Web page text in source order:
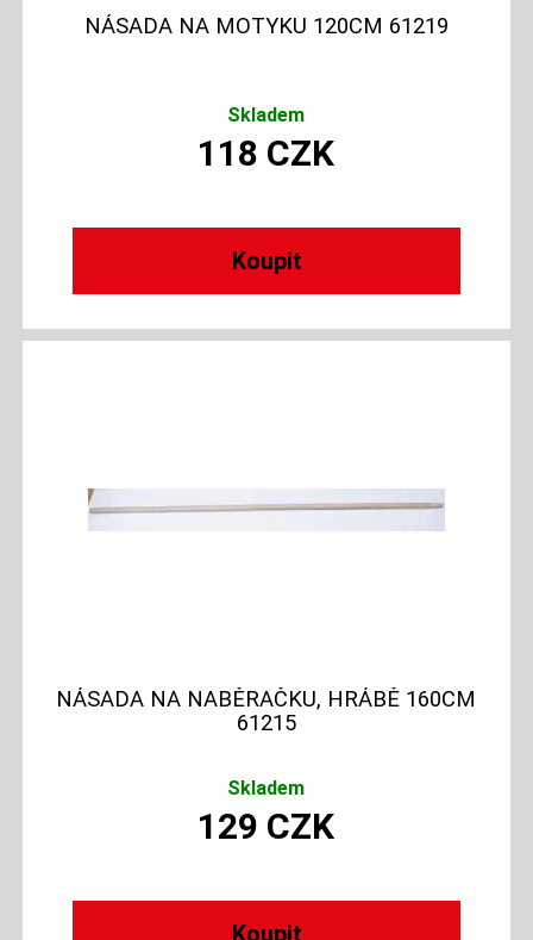
NÁSADA NA MOTYKU 120CM 61219
Skladem
118 CZK
NÁSADA NA NABĚRAČKU, HRÁBĚ 160CM
61215
Skladem
129 CZK